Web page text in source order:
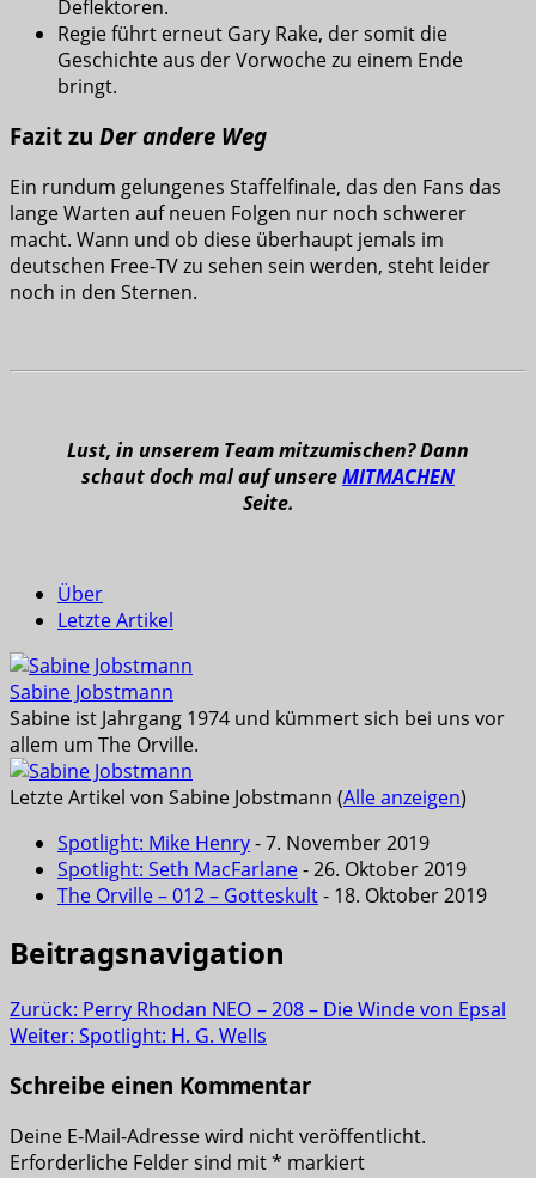
Deflektoren.
Regie führt erneut Gary Rake, der somit die
Geschichte aus der Vorwoche zu einem Ende
bringt.
Fazit zu Der andere Weg
Ein rundum gelungenes Staffelfinale, das den Fans das
lange Warten auf neuen Folgen nur noch schwerer
macht. Wann und ob diese überhaupt jemals im
deutschen Free-TV zu sehen sein werden, steht leider
noch in den Sternen.
Lust, in unserem Team mitzumischen? Dann
schaut doch mal auf unsereMITMACHEN
Seite.
Über
Letzte Artikel
Sabine Jobstmann
Sabine ist Jahrgang 1974 und kümmert sich bei uns vor
allem um The Orville.
Letzte Artikel von Sabine Jobstmann (Alle anzeigen)
Spotlight: Mike Henry- 7. November 2019
Spotlight: Seth MacFarlane- 26. Oktober 2019
The Orville – 012 – Gotteskult- 18. Oktober 2019
Beitragsnavigation
Zurück: Perry Rhodan NEO – 208 – Die Winde von Epsal
Weiter: Spotlight: H. G. Wells
Schreibe einen Kommentar
Deine E-Mail-Adresse wird nicht veröffentlicht.
Erforderliche Felder sind mit* markiert